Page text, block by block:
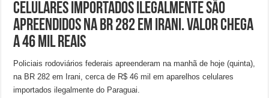
Celulares importados ilegalmente são
apreendidos na BR 282 em Irani. Valor chega
a 46 mil reais
Policiais rodoviários federais apreenderam na manhã de hoje (quinta),
na BR 282 em Irani, cerca de R$ 46 mil em aparelhos celulares
importados ilegalmente do Paraguai.